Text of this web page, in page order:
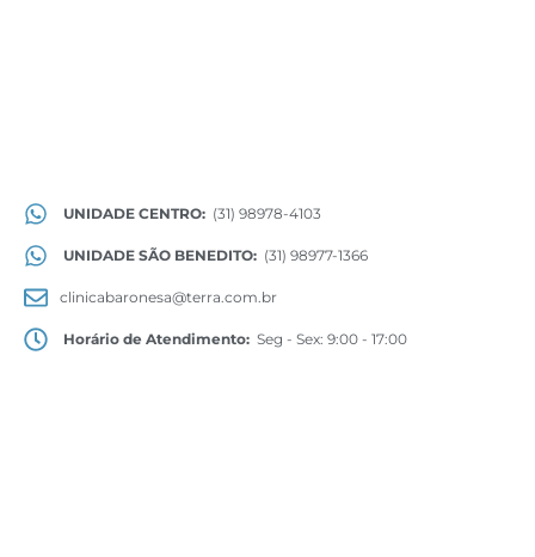
UNIDADE CENTRO: (31) 98978-4103
UNIDADE SÃO BENEDITO: (31) 98977-1366
clinicabaronesa@terra.com.br
Horário de Atendimento: Seg - Sex: 9:00 - 17:00